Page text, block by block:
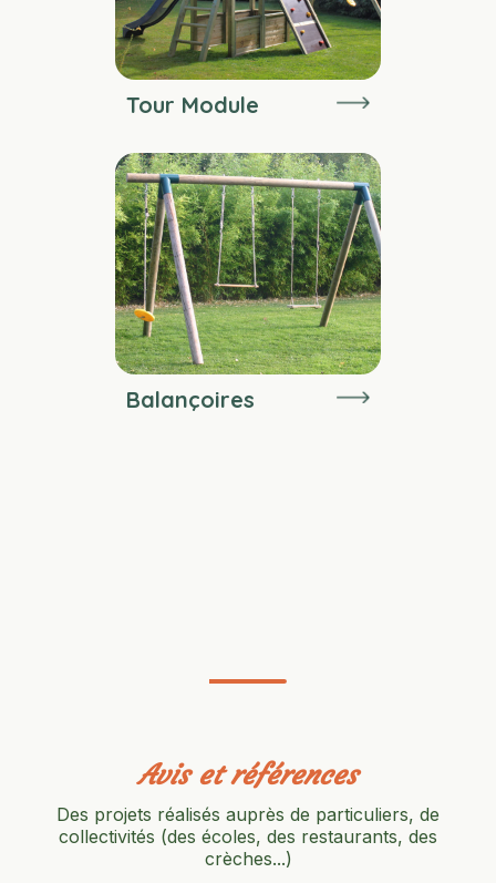
Tour Module
Balançoires
Avis et références
Des projets réalisés auprès de particuliers, de
collectivités (des écoles, des restaurants, des
crèches...)